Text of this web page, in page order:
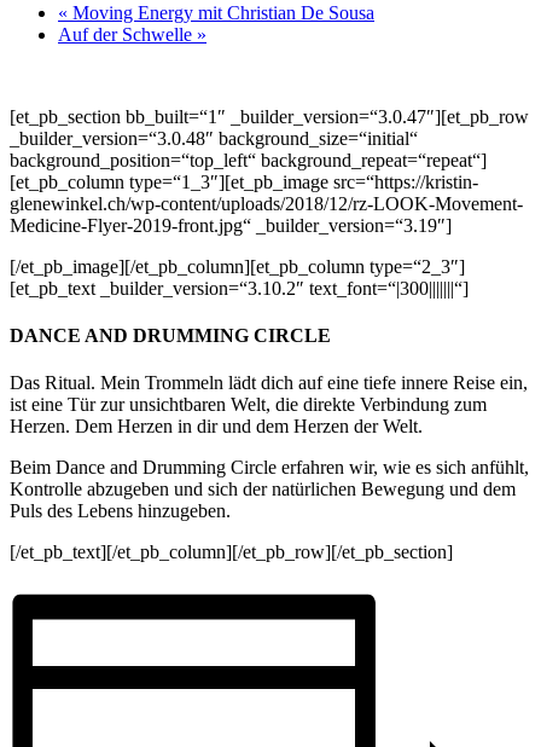
« Moving Energy mit Christian De Sousa
Auf der Schwelle »
[et_pb_section bb_built=“1″ _builder_version=“3.0.47″][et_pb_row
_builder_version=“3.0.48″ background_size=“initial“
background_position=“top_left“ background_repeat=“repeat“]
[et_pb_column type=“1_3″][et_pb_image src=“https://kristin-
glenewinkel.ch/wp-content/uploads/2018/12/rz-LOOK-Movement-
Medicine-Flyer-2019-front.jpg“ _builder_version=“3.19″]
[/et_pb_image][/et_pb_column][et_pb_column type=“2_3″]
[et_pb_text _builder_version=“3.10.2″ text_font=“|300|||||||“]
DANCE AND DRUMMING CIRCLE
Das Ritual. Mein Trommeln lädt dich auf eine tiefe innere Reise ein,
ist eine Tür zur unsichtbaren Welt, die direkte Verbindung zum
Herzen. Dem Herzen in dir und dem Herzen der Welt.
Beim Dance and Drumming Circle erfahren wir, wie es sich anfühlt,
Kontrolle abzugeben und sich der natürlichen Bewegung und dem
Puls des Lebens hinzugeben.
[/et_pb_text][/et_pb_column][/et_pb_row][/et_pb_section]